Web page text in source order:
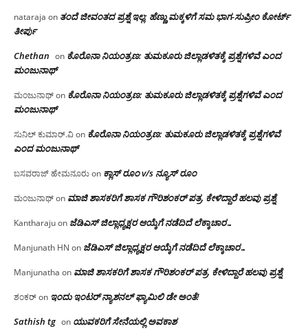
nataraja on ತಂದೆ ಜೀವಂತದ ಪ್ರಶ್ನೆ ಇಲ್ಲ: ಹೆಣ್ಣು ಮಕ್ಕಳಿಗೆ ಸಮ ಭಾಗ-ಸುಪ್ರೀಂ ಕೋರ್ಟ್
ತೀರ್ಪು
Chethan on ಕೊರೊನಾ ನಿಯಂತ್ರಣ: ತುಮಕೂರು ಜಿಲ್ಲಾಡಳಿತಕ್ಕೆ ಪ್ರಶ್ನೆಗಳಿವೆ ಎಂದ
ಮಂಜು‌ನಾಥ್
ಮಂಜುನಾಥ್on ಕೊರೊನಾ ನಿಯಂತ್ರಣ: ತುಮಕೂರು ಜಿಲ್ಲಾಡಳಿತಕ್ಕೆ ಪ್ರಶ್ನೆಗಳಿವೆ ಎಂದ
ಮಂಜು‌ನಾಥ್
ಸುನಿಲ್ ಕುಮಾರ್.ವಿon ಕೊರೊನಾ ನಿಯಂತ್ರಣ: ತುಮಕೂರು ಜಿಲ್ಲಾಡಳಿತಕ್ಕೆ ಪ್ರಶ್ನೆಗಳಿವೆ
ಎಂದ ಮಂಜು‌ನಾಥ್
ಬಸವರಾಜ್ ಹೇಮನೂರುon ಕ್ಲಾಸ್ ರೂಂ v/s ನ್ಯೂಸ್ ರೂಂ
ಮಂಜುನಾಥ್on ಮಾಜಿ ಶಾಸಕರಿಗೆ ಶಾಸಕ ಗೌರಿಶಂಕರ್ ಪತ್ರ, ಕೇಳಿದ್ದಾರೆ ಹಲವು ಪ್ರಶ್ನೆ
Kantharajuon ಜೆಡಿಎಸ್ ಜಿಲ್ಲಾಧ್ಯಕ್ಷರ ಆಯ್ಕೆಗೆ ನಡೆದಿದೆ ಲೆಕ್ಕಾಚಾರ…
Manjunath HN on ಜೆಡಿಎಸ್ ಜಿಲ್ಲಾಧ್ಯಕ್ಷರ ಆಯ್ಕೆಗೆ ನಡೆದಿದೆ ಲೆಕ್ಕಾಚಾರ…
Manjunatha on ಮಾಜಿ ಶಾಸಕರಿಗೆ ಶಾಸಕ ಗೌರಿಶಂಕರ್ ಪತ್ರ, ಕೇಳಿದ್ದಾರೆ ಹಲವು ಪ್ರಶ್ನೆ
ಶಂಕರ್on ಇಂದು ಇಂಟರ್ ನ್ಯಾಶನಲ್ ಫ್ಯಾಮಿಲಿ ಡೇ ಅಂತೆ!
Sathish tg on ಯುವಕರಿಗೆ ಸೇನೆಯಲ್ಲಿ ಅವಕಾಶ